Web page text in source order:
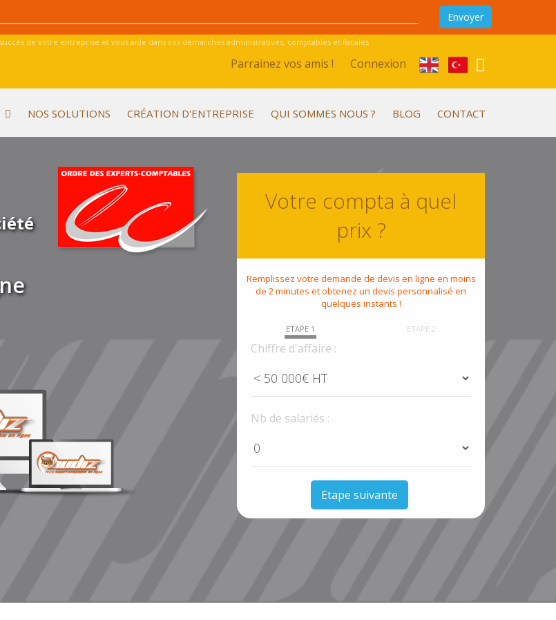
de votre entreprise et vous aide dans vos démarches administratives, comptables et fiscales
Parrainez vos amis ! Connexion
NOS SOLUTIONS CRÉATION D'ENTREPRISE QUI SOMMES NOUS ? BLOG CONTACT
Votre compta à quel
prix ?
Remplissez votre demande de devis en ligne en moins
de 2 minutes et obtenez un devis personnalisé en
quelques instants !
ETAPE 1 ETAPE 2
Chiffre d'affaire :
Nb de salariés :
Etape suivante